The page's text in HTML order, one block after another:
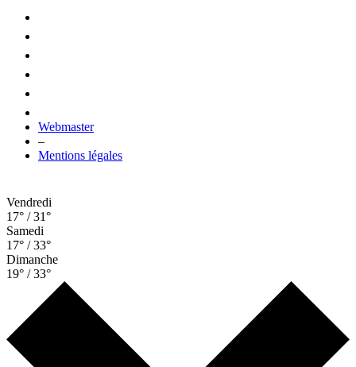
Webmaster
–
Mentions légales
Vendredi
17° / 31°
Samedi
17° / 33°
Dimanche
19° / 33°